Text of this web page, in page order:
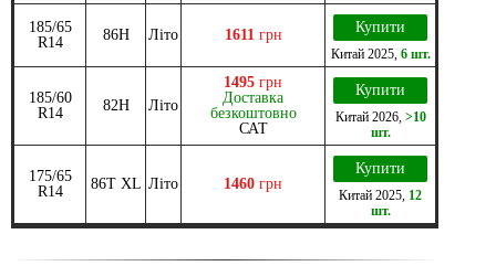
185/65
R14
86H Літо 1611 грн Купити
Китай2025, 6 шт.
185/60
R14
82H Літо
1495 грн
Доставка
безкоштовно
САТ
Купити
Китай2026, >10
шт.
175/65
R14
86T XL Літо 1460 грн
Купити
Китай 2025 12
шт.